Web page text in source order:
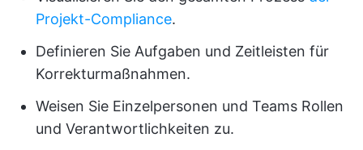
Projekt-Compliance.
Definieren Sie Aufgaben und Zeitleisten für
Korrekturmaßnahmen.
Weisen Sie Einzelpersonen und Teams Rollen
und Verantwortlichkeiten zu.